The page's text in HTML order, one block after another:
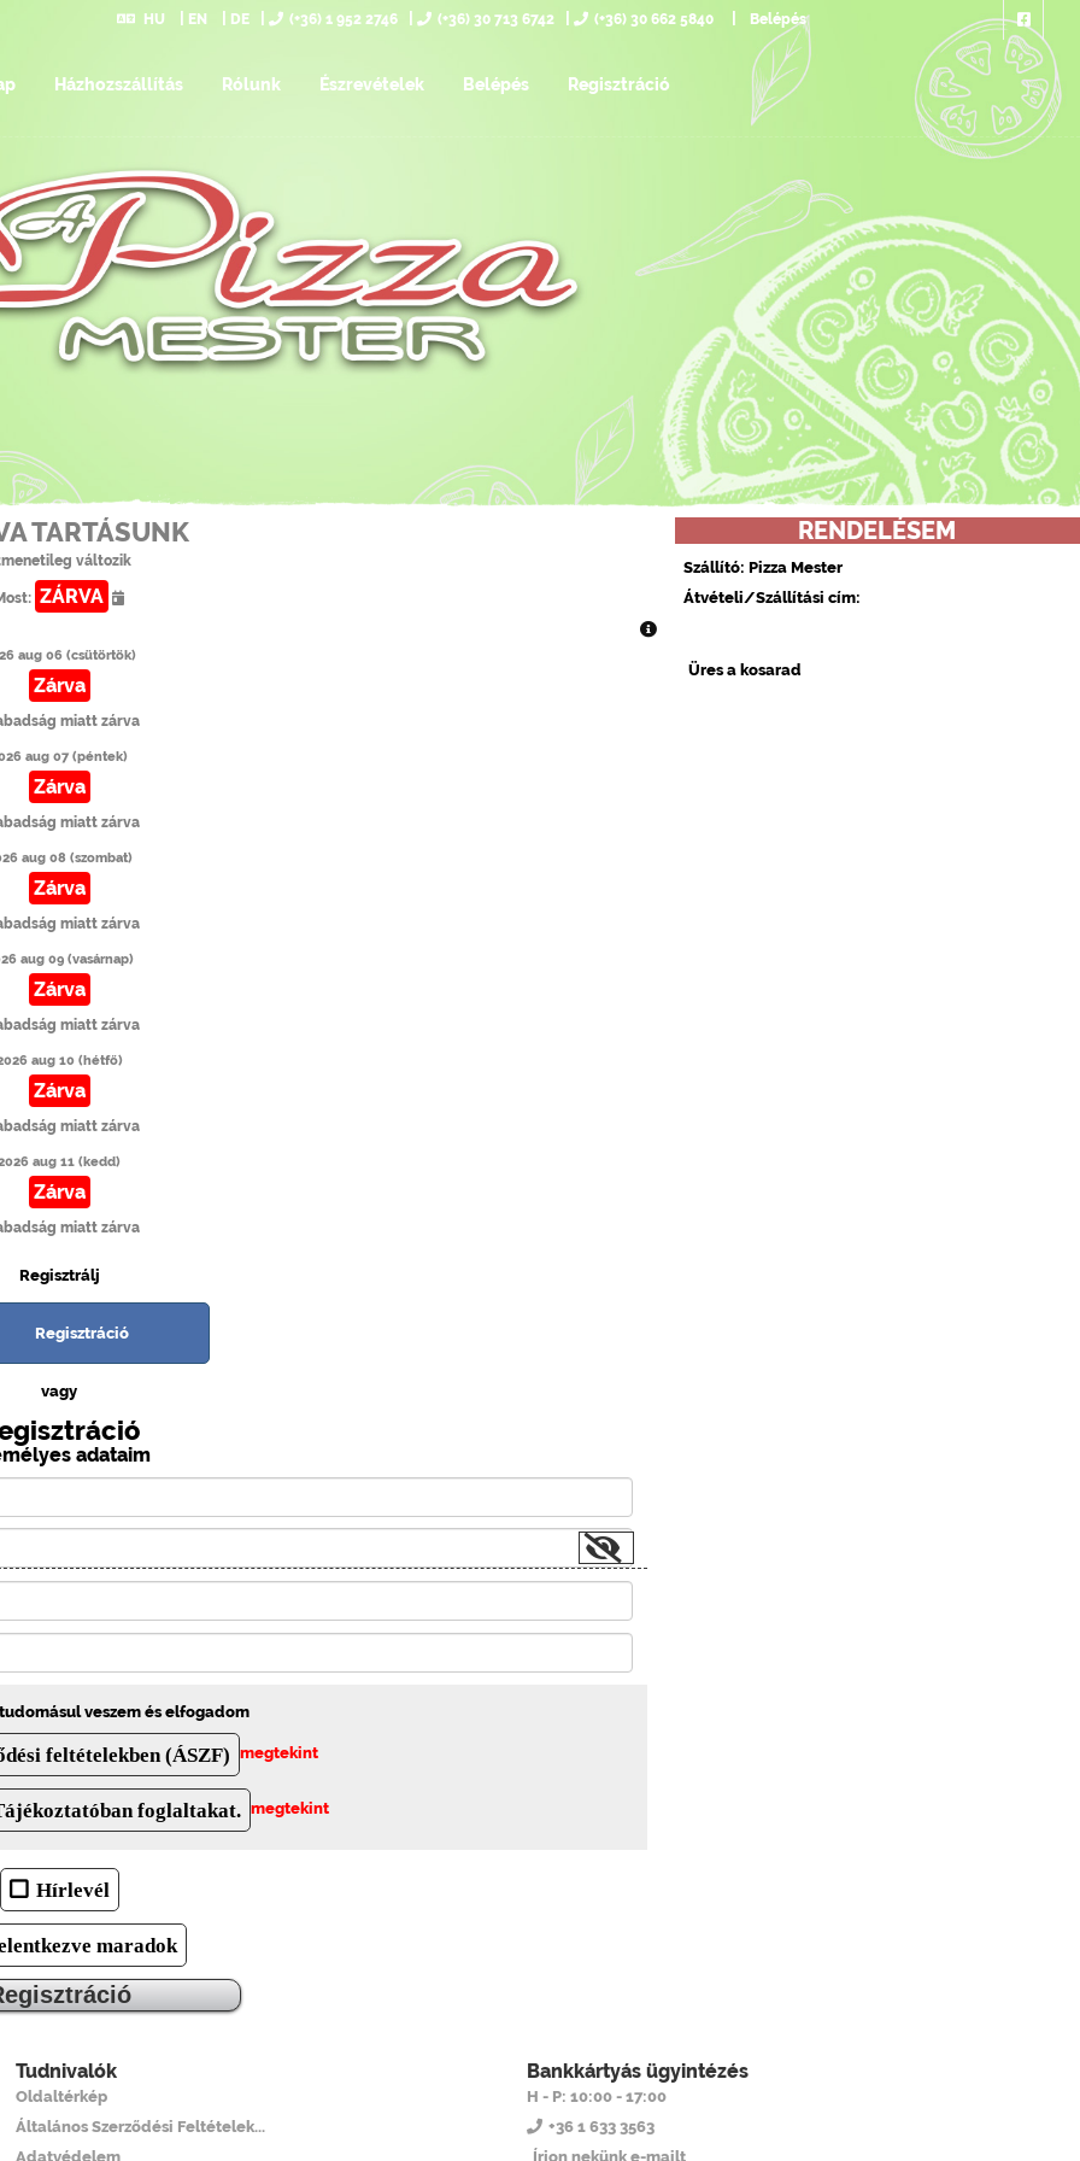
HU EN DE (+36) 1 952 2746 (+36) 30 713 6742 (+36) 30 662 5840 Belépés
Házhozszállítás Rólunk Észrevételek Belépés Regisztráció
TARTÁSUNK
változik
ZÁRVA
aug 06 (csütörtök)
Zárva
miatt zárva
aug 07 (péntek)
Zárva
miatt zárva
aug 08 (szombat)
Zárva
miatt zárva
aug 09 (vasárnap)
Zárva
miatt zárva
aug 10 (hétfő)
Zárva
miatt zárva
aug 11 (kedd)
Zárva
miatt zárva
Regisztrálj
Regisztráció
vagy
adataim
veszem és elfogadom
feltételekben (ÁSZF) megtekint
foglaltakat. megtekint
Hírlevél
maradok
RENDELÉSEM
Szállító: Pizza Mester
Átvételi/Szállítási cím:
Üres a kosarad
Tudnivalók
Oldaltérkép
Általános Szerződési Feltételek...
Adatvédelem
Bankkártyás ügyintézés
H - P: 10:00 - 17:00
+36 1 633 3563
Írjon nekünk e-mailt